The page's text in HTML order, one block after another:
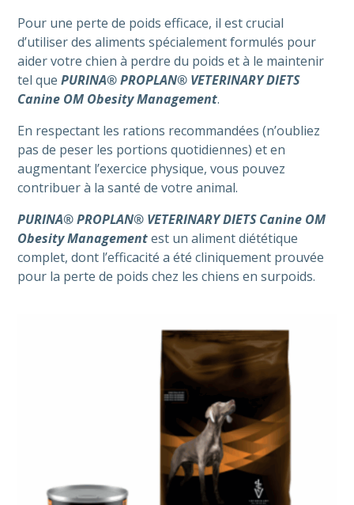
Pour une perte de poids efficace, il est crucial
d’utiliser des aliments spécialement formulés pour
aider votre chien à perdre du poids et à le maintenir
tel que PURINA® PROPLAN® VETERINARY DIETS
Canine OM Obesity Management.
En respectant les rations recommandées (n’oubliez
pas de peser les portions quotidiennes) et en
augmentant l’exercice physique, vous pouvez
contribuer à la santé de votre animal.
PURINA® PROPLAN® VETERINARY DIETS Canine OM
Obesity Managementest un aliment diététique
complet, dont l’efficacité a été cliniquement prouvée
pour la perte de poids chez les chiens en surpoids.